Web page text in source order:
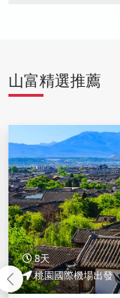
山富精選推薦